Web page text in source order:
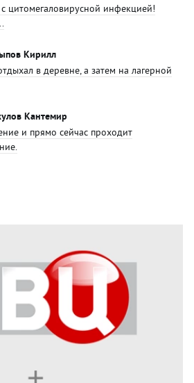
цитомегаловирусной инфекцией!
Кирилл
в деревне, а затем на лагерной
Кантемир
и прямо сейчас проходит